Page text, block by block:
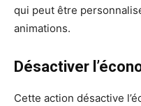
qui peut être
animations.
Désactiver
Cette action désactive